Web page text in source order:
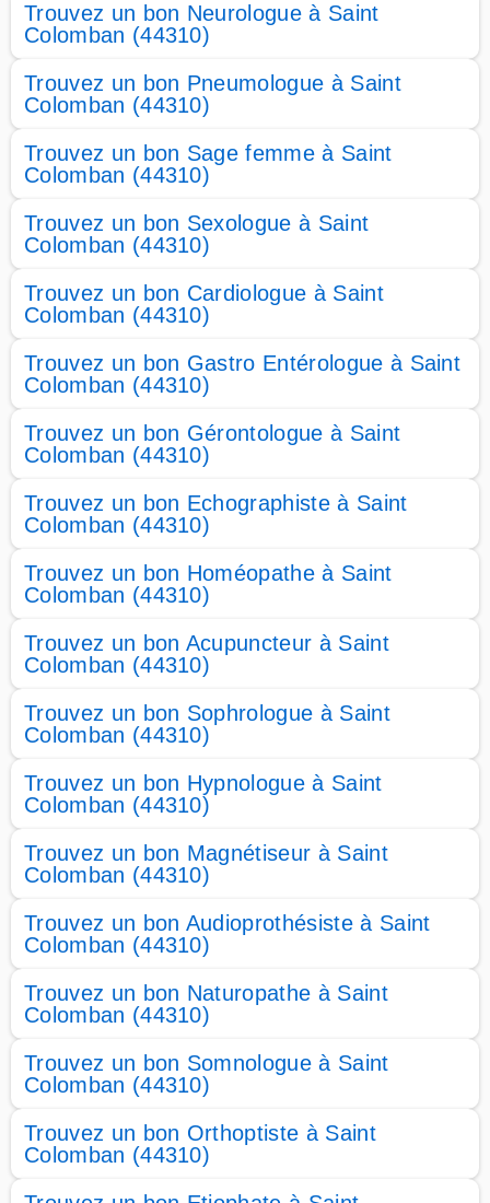
Trouvez un bon Neurologue à Saint
Colomban (44310)
Trouvez un bon Pneumologue à Saint
Colomban (44310)
Trouvez un bon Sage femme à Saint
Colomban (44310)
Trouvez un bon Sexologue à Saint
Colomban (44310)
Trouvez un bon Cardiologue à Saint
Colomban (44310)
Trouvez un bon Gastro Entérologue à Saint
Colomban (44310)
Trouvez un bon Gérontologue à Saint
Colomban (44310)
Trouvez un bon Echographiste à Saint
Colomban (44310)
Trouvez un bon Homéopathe à Saint
Colomban (44310)
Trouvez un bon Acupuncteur à Saint
Colomban (44310)
Trouvez un bon Sophrologue à Saint
Colomban (44310)
Trouvez un bon Hypnologue à Saint
Colomban (44310)
Trouvez un bon Magnétiseur à Saint
Colomban (44310)
Trouvez un bon Audioprothésiste à Saint
Colomban (44310)
Trouvez un bon Naturopathe à Saint
Colomban (44310)
Trouvez un bon Somnologue à Saint
Colomban (44310)
Trouvez un bon Orthoptiste à Saint
Colomban (44310)